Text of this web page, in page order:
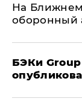
На
оборонный
​БЭКи